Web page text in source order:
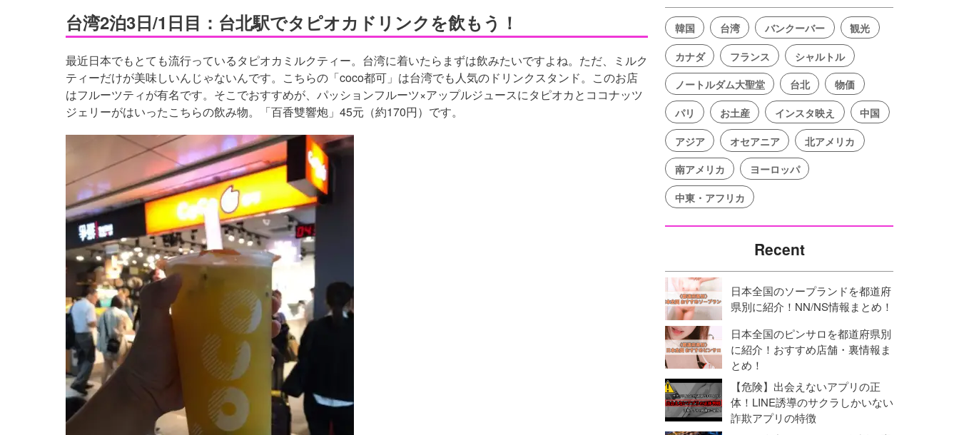
台湾2泊3日/1日目：台北駅でタピオカドリンクを飲もう！
最近日本でもとても流行っているタピオカミルクティー。台湾に着いたらまずは飲みたいですよね。ただ、ミルク
ティーだけが美味しいんじゃないんです。こちらの「coco都可」は台湾でも人気のドリンクスタンド。このお店
はフルーツティが有名です。そこでおすすめが、パッションフルーツ×アップルジュースにタピオカとココナッツ
ジェリーがはいったこちらの飲み物。「百香雙響炮 」 45元（約170円） です。
韓国 台湾 バンクーバー
観光
カナダ
フランス
シャルトル
ノートルダム大聖堂
台北
物価
パリ
お土産 インスタ映え
中国
アジア
オセアニア
北アメリカ
南アメリカ
ヨーロッパ
中東・アフリカ
Recent
日本全国のソープランドを都道府
県別に紹介！NN/NS情報まとめ！
日本全国のピンサロを都道府県別
に紹介！おすすめ店舗・裏情報ま
とめ！
【危険】出会えないアプリの正
体！LINE誘導のサクラしかいない
詐欺アプリの特徴